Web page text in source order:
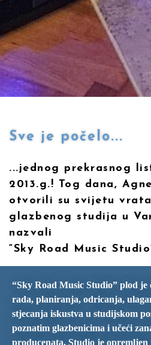
Sve je počelo...
...jednog prekrasnog
2013.g.! Tog dana,
otvorili su svijetu
glazbenog studija u
nazvali
“Sky Road Music
“Sky Road Music Studio” plod
rada, planiranja, odricanja,
stjecanja iskustva u studijskom
poznatim glazbenicima i učeći
producenata. Studio je